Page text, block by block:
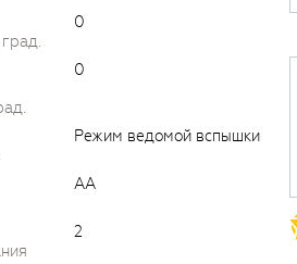
0
0
Режим ведомой вспышки
AA
2